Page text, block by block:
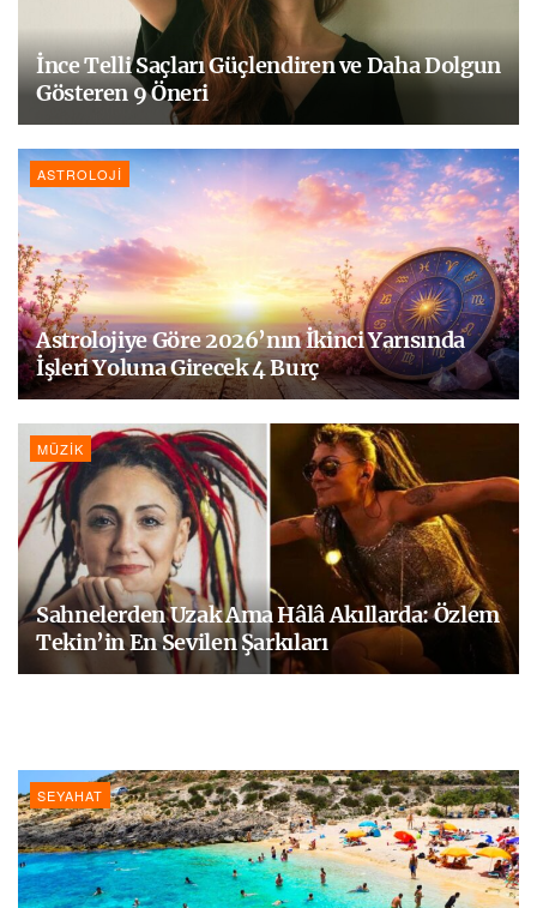
İnce Telli Saçları Güçlendiren ve Daha Dolgun
Gösteren 9 Öneri
ASTROLOJI
Astrolojiye Göre 2026’nın İkinci Yarısında
İşleri Yoluna Girecek 4 Burç
MÜZIK
Sahnelerden Uzak Ama Hâlâ Akıllarda: Özlem
Tekin’in En Sevilen Şarkıları
SEYAHAT